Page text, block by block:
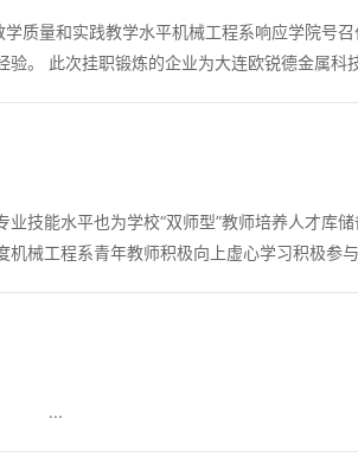
质量和实践教学水平机械工程系响应学院号召
过程中机
技能水平也为学校“双师型”教师培养人才库
械工程系青年教师积极向上虚心学习积极参
量 ...